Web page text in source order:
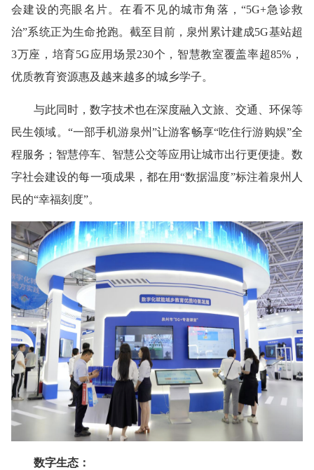
会建设的亮眼名片。在看不见的城市角落，“5G+急诊救
治”系统正为生命抢跑。截至目前，泉州累计建成5G基站超
3万座，培育5G应用场景230个，智慧教室覆盖率超85%，
优质教育资源惠及越来越多的城乡学子。
与此同时，数字技术也在深度融入文旅、交通、环保等
民生领域。“一部手机游泉州”让游客畅享“吃住行游购娱”全
程服务；智慧停车、智慧公交等应用让城市出行更便捷。数
字社会建设的每一项成果，都在用“数据温度”标注着泉州人
民的“幸福刻度”。
数字生态：